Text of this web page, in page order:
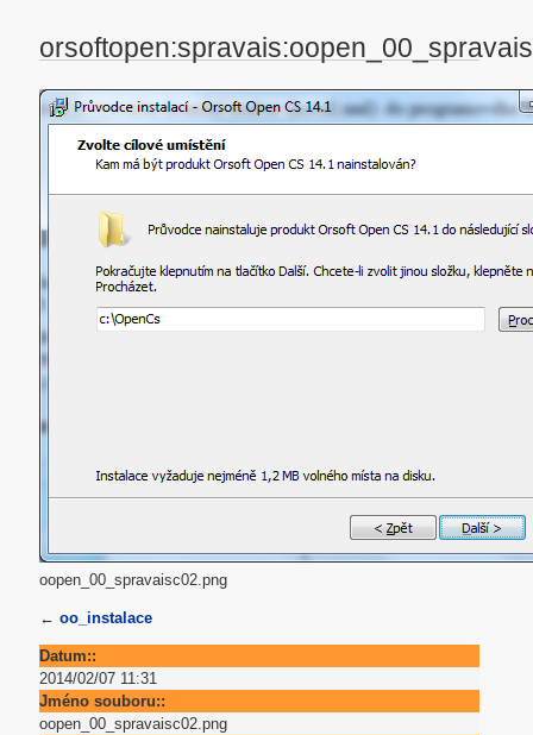
oopen_00_spravaisc02.png
← oo_instalace
Datum::
2014/02/07 11:31
Jméno souboru::
oopen_00_spravaisc02.png